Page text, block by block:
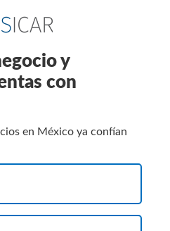
y
con
en México ya confían